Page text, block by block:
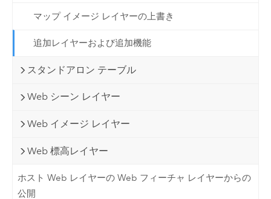
マップ イメージ レイヤーの上書き
追加レイヤーおよび追加機能
スタンドアロン テーブル
Web シーン レイヤー
Web イメージ レイヤー
Web 標高レイヤー
ホスト Web レイヤーの Web フィーチャ レイヤーからの
公開